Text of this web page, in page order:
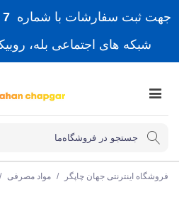
جهت ثبت سفارشات با شماره 7 3 6 0 5 0 1 2 9 9 0
شبکه های اجتماعی بله، روبیکا
فروشگاه اینترنتی جهان چاپگر / مواد مصرفی /